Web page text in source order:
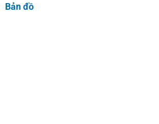
Bản đồ